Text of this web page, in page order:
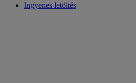
Ingyenes letöltés